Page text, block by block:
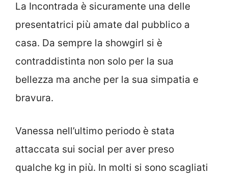
La Incontrada è sicuramente una delle
presentatrici più amate dal pubblico a
casa. Da sempre la showgirl si è
contraddistinta non solo per la sua
bellezza ma anche per la sua simpatia e
bravura.
Vanessa nell’ultimo periodo è stata
attaccata sui social per aver preso
qualche kg in più. In molti si sono scagliati